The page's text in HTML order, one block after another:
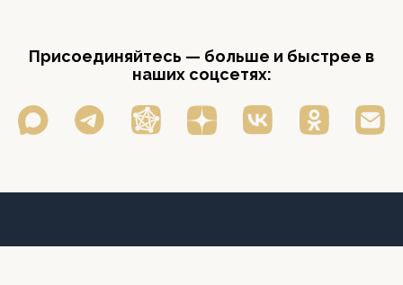
Присоединяйтесь — больше и быстрее в
наших соцсетях: